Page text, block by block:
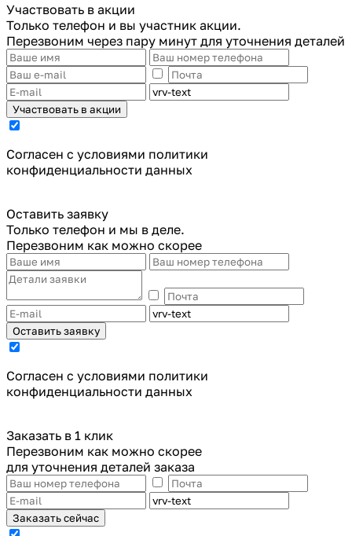
Участвовать в акции
Только телефон и вы участник акции.
Перезвоним через пару минут для уточнения деталей
Участвовать в акции
Cогласен с условиями политики
конфиденциальности данных
Оставить заявку
Только телефон и мы в деле.
Перезвоним как можно скорее
Оставить заявку
Cогласен с условиями политики
конфиденциальности данных
Заказать в 1 клик
Перезвоним как можно скорее
для уточнения деталей заказа
Заказать сейчас